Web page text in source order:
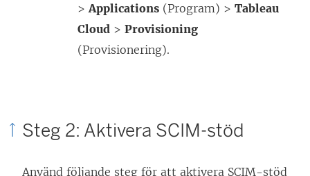
> Applications (Program) > Tableau
Cloud > Provisioning
(Provisionering).
Steg 2: Aktivera SCIM-stöd
Använd följande steg för att aktivera SCIM-stöd